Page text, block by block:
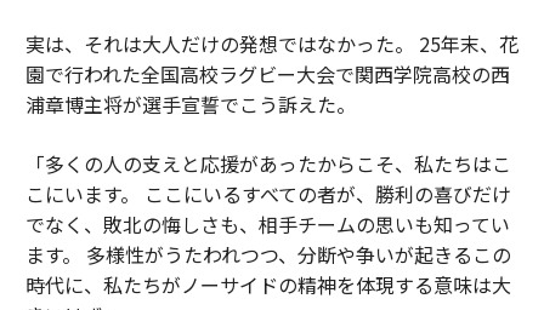
実は、それは大人だけの発想ではなかった。 25年末、花
園で行われた全国高校ラグビー大会で関西学院高校の西
浦章博主将が選手宣誓でこう訴えた。
「多くの人の支えと応援があったからこそ、私たちはこ
こにいます。 ここにいるすべての者が、勝利の喜びだけ
でなく、敗北の悔しさも、相手チームの思いも知ってい
ます。 多様性がうたわれつつ、分断や争いが起きるこの
時代に、私たちがノーサイドの精神を体現する意味は大